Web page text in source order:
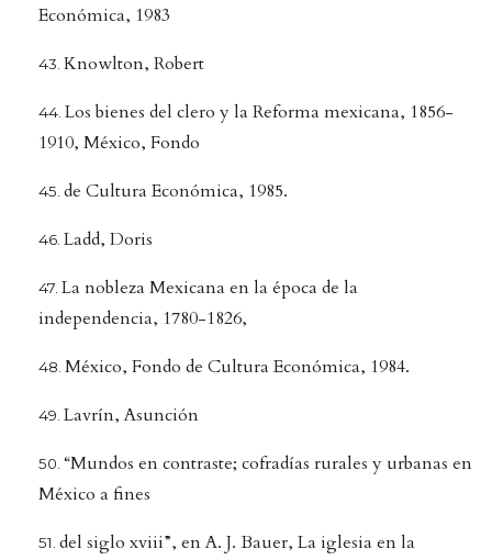
Económica, 1983
Knowlton, Robert
Los bienes del clero y la Reforma mexicana, 1856-
1910, México, Fondo
de Cultura Económica, 1985.
Ladd, Doris
La nobleza Mexicana en la época de la
independencia, 1780-1826,
México, Fondo de Cultura Económica, 1984.
Lavrín, Asunción
“Mundos en contraste; cofradías rurales y urbanas en
México a fines
del siglo xviii”, en A. J. Bauer, La iglesia en la